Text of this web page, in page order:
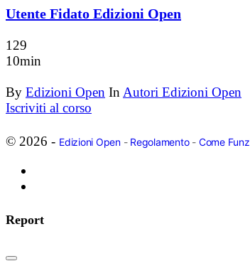
Utente Fidato Edizioni Open
129
10min
By Edizioni Open InAutori Edizioni Open
Iscriviti al corso
© 2026 - Edizioni Open- Regolamento- Come
Report